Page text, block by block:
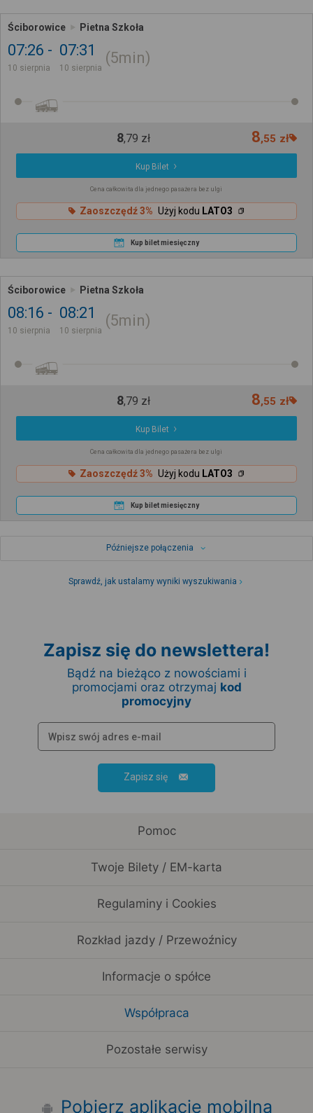
Ściborowice Pietna Szkoła
07:26
10 sierpnia
07:31
10 sierpnia
5min
8,79 zł 8,55 zł
Kup Bilet
Cena całkowita dla jednego pasażera bez ulgi
Zaoszczędź 3% Użyj kodu LATO3
Kup bilet miesięczny
Ściborowice Pietna Szkoła
08:16
10 sierpnia
08:21
10 sierpnia
5min
8,79 zł 8,55 zł
Kup Bilet
Cena całkowita dla jednego pasażera bez ulgi
Zaoszczędź 3% Użyj kodu LATO3
Kup bilet miesięczny
Późniejsze połączenia
Sprawdź, jak ustalamy wyniki wyszukiwania
Zapisz się do newslettera!
Bądź na bieżąco z nowościami i
promocjami oraz otrzymaj kod
promocyjny
Zapisz się
Pomoc
Twoje Bilety / EM-karta
Regulaminy i Cookies
Rozkład jazdy / Przewoźnicy
Informacje o spółce
Współpraca
Pozostałe serwisy
Pobierz aplikację mobilną